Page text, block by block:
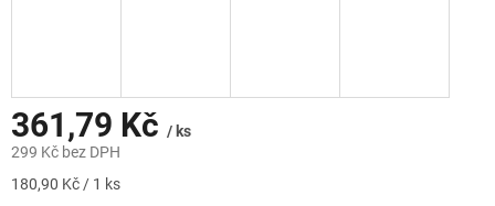
361,79 Kč / ks
299 Kč bez DPH
Měrná
180,90 Kč / 1 ks